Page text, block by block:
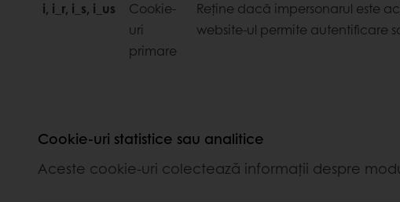
i, i_r, i_s, i_us
Cookie-
uri
primare
Reține dacă impersonarul este
website-ul permite autentificare
Cookie-uri statistice sau analitice
Aceste cookie-uri colectează informații despre